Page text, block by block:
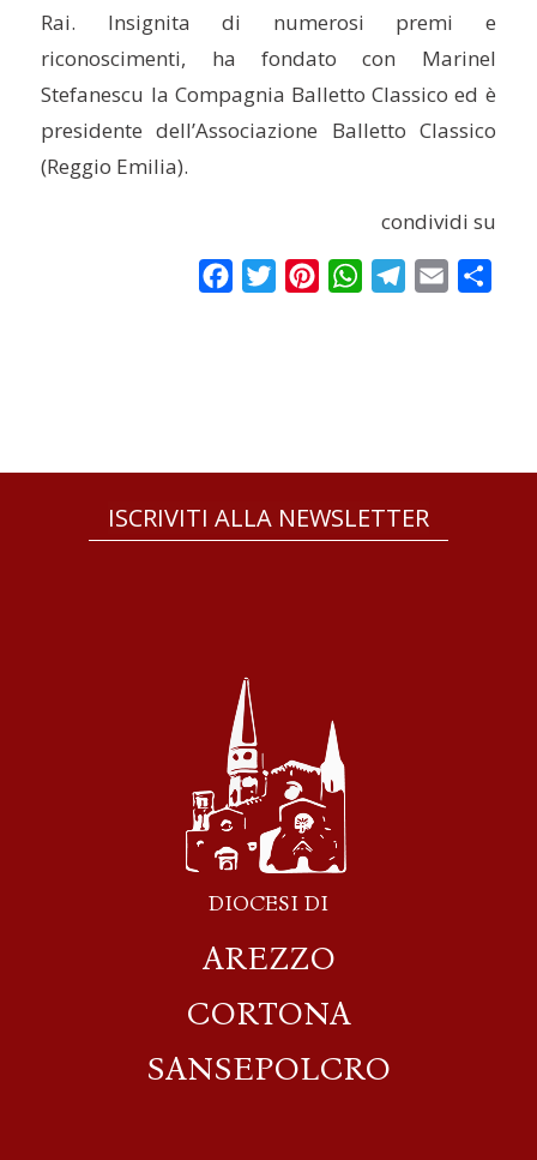
Rai. Insignita di numerosi premi e
riconoscimenti, ha fondato con Marinel
Stefanescu la Compagnia Balletto Classico ed è
presidente dell’Associazione Balletto Classico
(Reggio Emilia).
condividi su
FacebookTwitterPinterestWhatsAppTelegram
Email
ISCRIVITI ALLA NEWSLETTER
DIOCESI DI
AREZZO
CORTONA
SANSEPOLCRO